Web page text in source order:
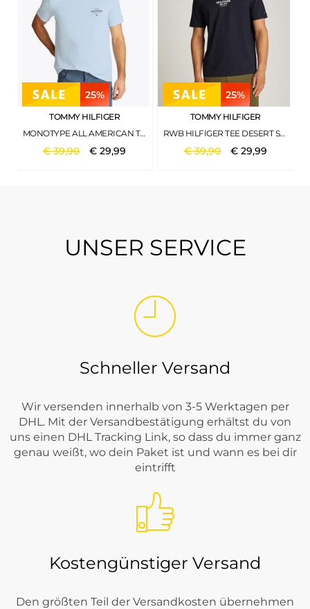
25%
TOMMY HILFIGER
MONOTYPE ALL AMERICAN TEE BREEZY BLUE
€39,90 €29,99
25%
TOMMY HILFIGER
RWB HILFIGER TEE DESERT SKY
€39,90 € 29,99
UNSER SERVICE
Schneller Versand
Wir versenden innerhalb von 3-5 Werktagen per
DHL. Mit der Versandbestätigung erhältst du von
uns einen DHL Tracking Link, so dass du immer ganz
genau weißt, wo dein Paket ist und wann es bei dir
eintrifft
Kostengünstiger Versand
Den größten Teil der Versandkosten übernehmen